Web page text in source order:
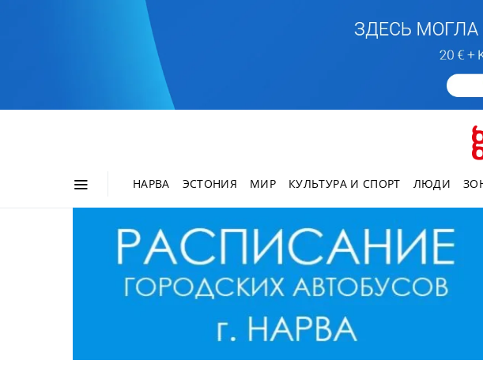
НАРВА ЭСТОНИЯ МИР КУЛЬТУРА И СПОРТ ЛЮДИ